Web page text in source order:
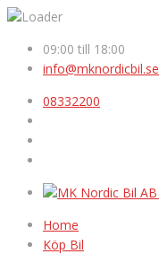
09:00 till 18:00
info@mknordicbil.se
08332200
Home
Köp Bil